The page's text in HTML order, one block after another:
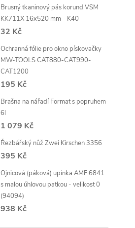
Brusný tkaninový pás korund VSM
KK711X 16x520 mm - K40
32 Kč
Ochranná fólie pro okno pískovačky
MW-TOOLS CAT880-CAT990-
CAT1200
195 Kč
Brašna na nářadí Format s popruhem
6l
1 079 Kč
Řezbářský nůž Zwei Kirschen 3356
395 Kč
Ojnicová (páková) upínka AMF 6841
s malou úhlovou patkou - velikost 0
(94094)
938 Kč